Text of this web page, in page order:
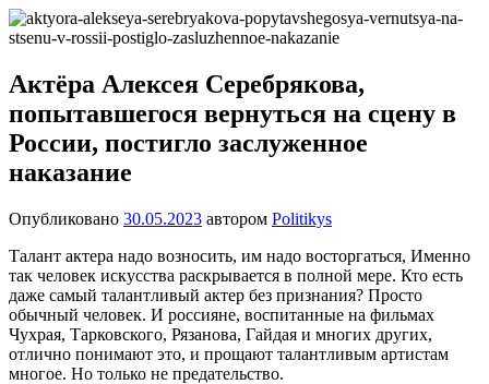
Перейти
к
Новости
Ещё
сайт
на
WordPress
Актёра Алексея Серебрякова,
попытавшегося вернуться на сцену в
России, постигло заслуженное
наказание
Опубликовано 30.05.2023 автором Politikys
Талант актера надо возносить, им надо восторгаться, Именно
так человек искусства раскрывается в полной мере. Кто есть
даже самый талантливый актер без признания? Просто
обычный человек. И россияне, воспитанные на фильмах
Чухрая, Тарковского, Рязанова, Гайдая и многих других,
отлично понимают это, и прощают талантливым артистам
многое. Но только не предательство.